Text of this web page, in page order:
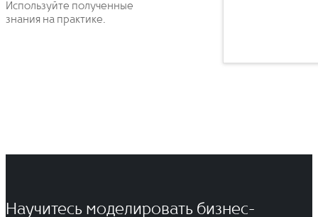
Используйте полученные
знания на практике.
Научитесь моделировать бизнес-